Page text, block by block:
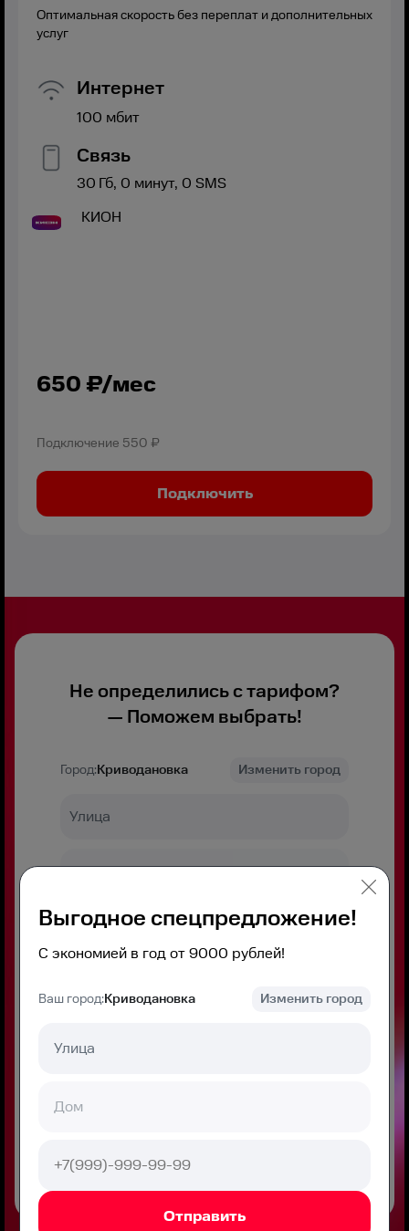
Оптимальная скорость без переплат и дополнительных
услуг
Интернет
100 мбит
Связь
30 Гб, 0 минут, 0 SMS
КИОН
650 ₽/мес
Подключение 550 ₽
Подключить
Не определились с тарифом?
— Поможем выбрать!
Город:Криводановка Изменить город
Политику обработки персональных
данных (скачать PDF
Выгодное спецпредложение!
С экономией в год от 9000 рублей!
Ваш город:Криводановка Изменить город